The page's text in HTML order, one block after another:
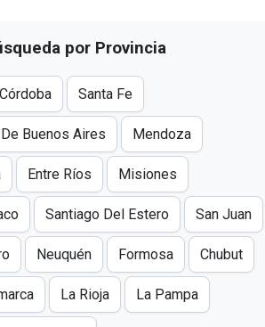
por Provincia
Córdoba Santa Fe
Buenos Aires Mendoza
Entre Ríos Misiones
Santiago Del Estero San Juan
Neuquén Formosa Chubut
La Rioja La Pampa